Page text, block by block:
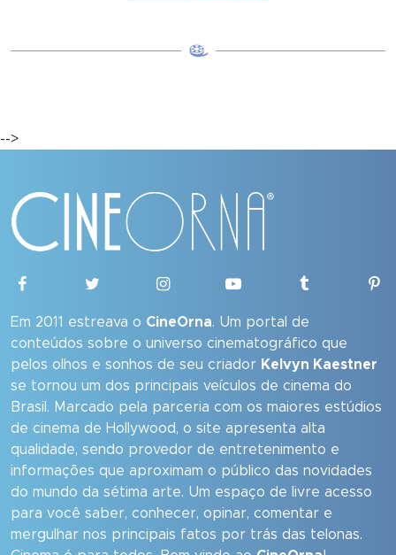
-->
Em 2011 estreava o CineOrna. Um portal de
conteúdos sobre o universo cinematográfico que
pelos olhos e sonhos de seu criador Kelvyn Kaestner
se tornou um dos principais veículos de cinema do
Brasil. Marcado pela parceria com os maiores estúdios
de cinema de Hollywood, o site apresenta alta
qualidade, sendo provedor de entretenimento e
informações que aproximam o público das novidades
do mundo da sétima arte. Um espaço de livre acesso
para você saber, conhecer, opinar, comentar e
mergulhar nos principais fatos por trás das telonas.